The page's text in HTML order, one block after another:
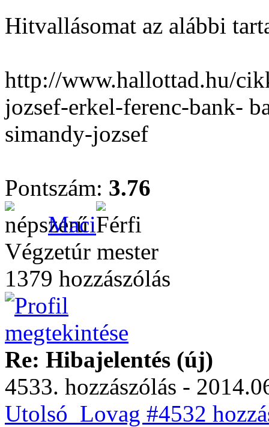
Hitvallásomat az alábbi
http://www.hallottad.hu/
jozsef-erkel-ferenc-bank-
simandy-jozsef
Pontszám: 3.76
Maci
Végzetúr mester
1379 hozzászólás
Re: Hibajelentés (új)
4533. hozzászólás -
Utolsó_Lovag #4532